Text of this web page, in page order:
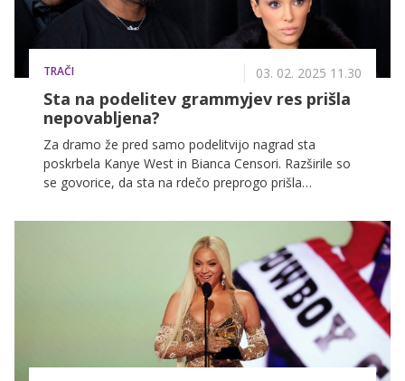
TRAČI 03. 02. 2025 11.30
Sta na podelitev grammyjev res prišla
nepovabljena?
Za dramo že pred samo podelitvijo nagrad sta
poskrbela Kanye West in Bianca Censori. Razširile so
se govorice, da sta na rdečo preprogo prišla
dogodka. Te govorice so se pozneje izkazale za
neresnične, a same podelitve se kljub temu nista
udeležila. Kaj se je zgodilo?